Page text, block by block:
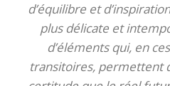
d’équilibre et
plus délicate et
d’éléments qui, en
transitoires, permettent